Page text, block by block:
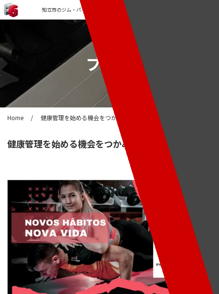
知立市のジム・パーソナルトレーニングなら「FORCE GYM」
ブログ
Home / 健康管理を始める機会をつかみましょう!
健康管理を始める機会をつかみましょう!